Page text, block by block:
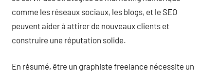
comme les réseaux sociaux, les blogs, et le SEO
peuvent aider à attirer de nouveaux clients et
construire une réputation solide.
En résumé, être un graphiste freelance nécessite un